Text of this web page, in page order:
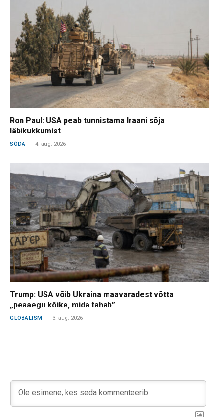
Ron Paul: USA peab tunnistama Iraani sõja
läbikukkumist
SÕDA 4. aug. 2026
Trump: USA võib Ukraina maavaradest võtta
„peaaegu kõike, mida tahab”
GLOBALISM 3. aug. 2026